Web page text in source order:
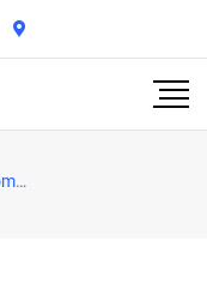
7th Pay Commission: ਸਰਕਾਰੀ ਕਰਮਚਾਰੀਆਂ ਲਈ ਬਹੁਤ ਖਾਸ ਹੈ ਜੁਲਾਈ, ਮਹੀਨੇ ਦੀ ਸ਼ੁਰੂਆਤ 'ਚ ਖਾਤੇ 'ਚ ਆਉਣਗੇ ਪੈਸੇ